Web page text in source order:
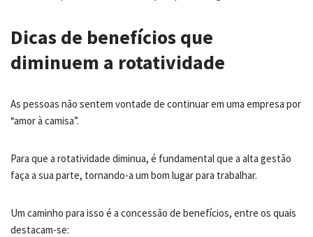
Dicas de benefícios que
diminuem a rotatividade
As pessoas não sentem vontade de continuar em uma empresa por
“amor à camisa”.
Para que a rotatividade diminua, é fundamental que a alta gestão
faça a sua parte, tornando-a um bom lugar para trabalhar.
Um caminho para isso é a concessão de benefícios, entre os quais
destacam-se: